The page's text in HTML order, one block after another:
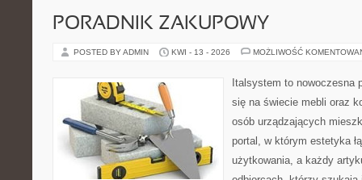
PORADNIK ZAKUPOWY
POSTED BY ADMIN KWI - 13 - 2026 MOŻLIWOŚĆ
Italsystem to nowoczesna
się na świecie mebli oraz
osób urządzających
portal, w którym estetyka
użytkowania, a każdy